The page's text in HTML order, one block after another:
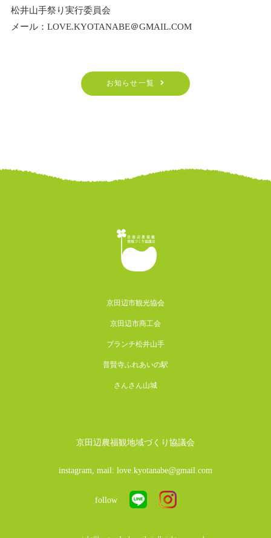
松井山手祭り実行委員会
メール：LOVE.KYOTANABE＠GMAIL.COM
お知らせ一覧
京田辺市観光協会
京田辺市商工会
ブランチ松井山手
普賢寺ふれあいの駅
さんさん山城
京田辺農福観地域づくり協議会
instagram, mail: love.kyotanabe@gmail.com
follow